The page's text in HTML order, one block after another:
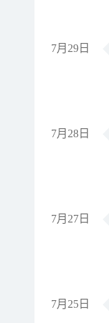
7月29日
7月28日
7月27日
7月25日